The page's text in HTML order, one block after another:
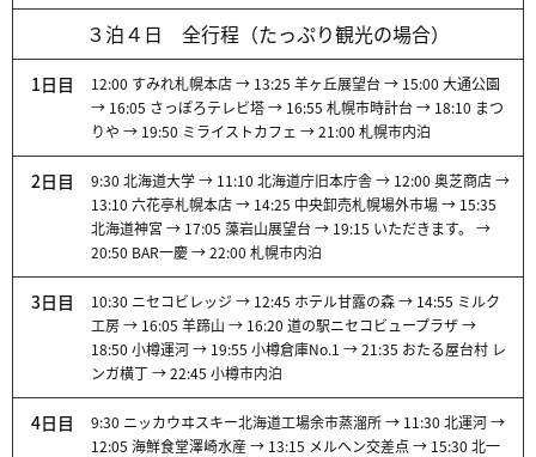
３泊４日 全行程（たっぷり観光の場合）
1日目
12:00 すみれ札幌本店 → 13:25 羊ヶ丘展望台 → 15:00 大通公園
→ 16:05 さっぽろテレビ塔 → 16:55 札幌市時計台 → 18:10 まつ
りや → 19:50 ミライストカフェ → 21:00 札幌市内泊
2日目
9:30 北海道大学 → 11:10 北海道庁旧本庁舎 → 12:00 奥芝商店 →
13:10 六花亭札幌本店 → 14:25 中央卸売札幌場外市場 → 15:35
北海道神宮 → 17:05 藻岩山展望台 → 19:15 いただきます。 →
20:50 BAR一慶 → 22:00 札幌市内泊
3日目
10:30 ニセコビレッジ → 12:45 ホテル甘露の森 → 14:55 ミルク
工房 → 16:05 羊蹄山 → 16:20 道の駅ニセコビュープラザ →
18:50 小樽運河 → 19:55 小樽倉庫No.1 → 21:35 おたる屋台村 レ
ンガ横丁 → 22:45 小樽市内泊
4日目
9:30 ニッカウヰスキー北海道工場余市蒸溜所 → 11:30 北運河 →
12:05 海鮮食堂澤崎水産 → 13:15 メルヘン交差点 → 15:30 北一